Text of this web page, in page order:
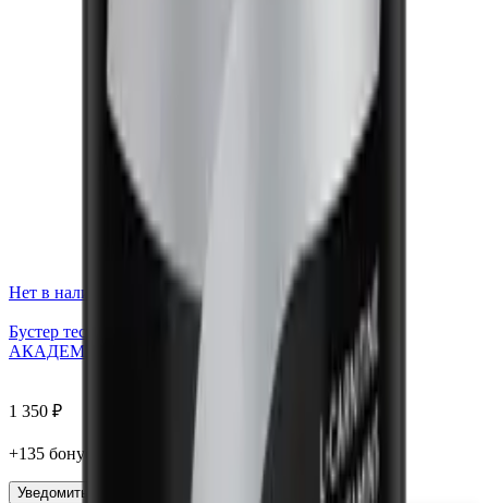
Нет в наличии
Бустер тестостерона Ecdysterone, капсулы, 240 шт.
АКАДЕМИЯ-Т
1 350 ₽
+135 бонус
Уведомить